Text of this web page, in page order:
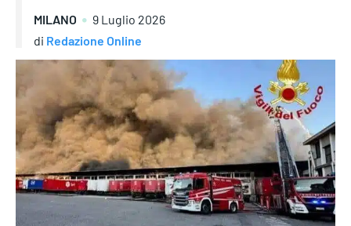
MILANO
9 Luglio 2026
di Redazione Online